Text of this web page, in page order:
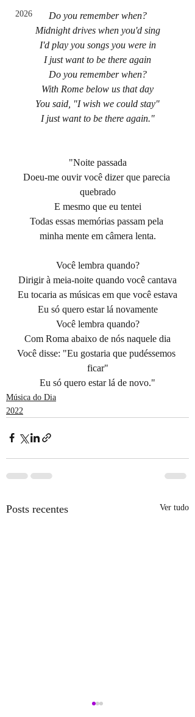
2026
Do you remember when?
Midnight drives when you'd sing
I'd play you songs you were in
I just want to be there again
Do you remember when?
With Rome below us that day
You said, "I wish we could stay"
I just want to be there again."
"Noite passada
Doeu-me ouvir você dizer que parecia
quebrado
E mesmo que eu tentei
Todas essas memórias passam pela
minha mente em câmera lenta.
Você lembra quando?
Dirigir à meia-noite quando você cantava
Eu tocaria as músicas em que você estava
Eu só quero estar lá novamente
Você lembra quando?
Com Roma abaixo de nós naquele dia
Você disse: "Eu gostaria que pudéssemos
ficar"
Eu só quero estar lá de novo."
Música do Dia
2022
Posts recentes Ver tudo